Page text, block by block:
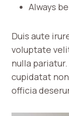
Always
Duis aute
voluptate
nulla
cupidatat
officia